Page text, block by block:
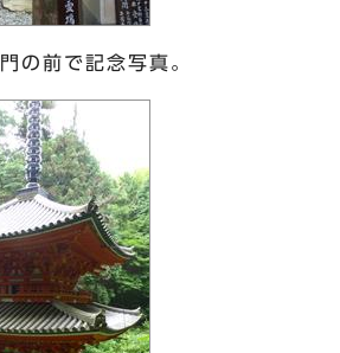
の前で記念写真。